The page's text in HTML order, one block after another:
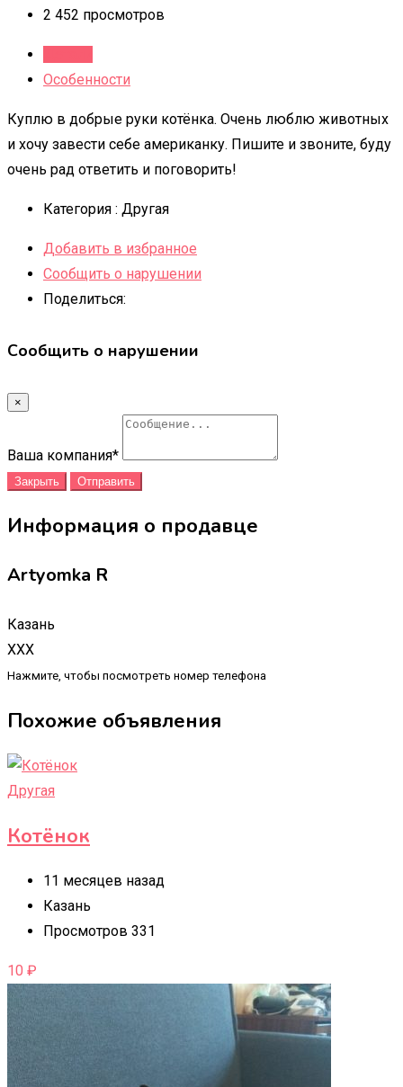
2 452 просмотров
Особенности
Куплю в добрые руки котёнка. Очень люблю животных
и хочу завести себе американку. Пишите и звоните, буду
очень рад ответить и поговорить!
Категория : Другая
Добавить в избранное
Сообщить о нарушении
Поделиться:
Сообщить о нарушении
×
Ваша компания*
Закрыть Отправить
Информация о продавце
Artyomka R
Казань
XXX
Нажмите, чтобы посмотреть номер телефона
Похожие объявления
Другая
Котёнок
11 месяцев назад
Казань
Просмотров 331
10 ₽